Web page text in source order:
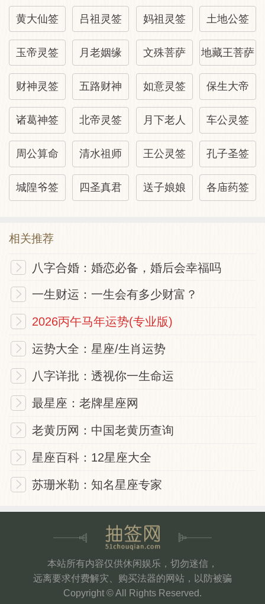
黄大仙签 吕祖灵签 妈祖灵签 土地公签
玉帝灵签 月老姻缘 文殊菩萨 地藏王菩萨
财神灵签 五路财神 如意灵签 保生大帝
诸葛神签 北帝灵签 月下老人 车公灵签
周公算命 清水祖师 王公灵签 孔子圣签
城隍爷签 四圣真君 送子娘娘 各庙药签
相关推荐
八字合婚：婚恋必备，婚后会幸福吗
一生财运：一生会有多少财富？
2026丙午马年运势(专业版)
运势大全：星座/生肖运势
八字详批：透视你一生命运
最星座：老牌星座网
老黄历网：中国老黄历查询
星座百科：12星座大全
苏珊米勒：知名星座专家
本站所有内容仅供休闲娱乐，切勿迷信，
远离要求付费解灾、购买法器的网站，以防被骗
Copyright © All Rights Reserved.